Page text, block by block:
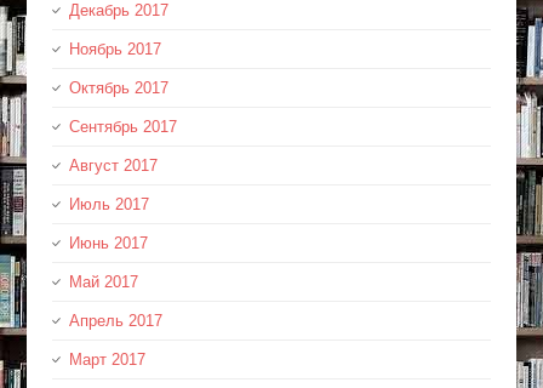
Декабрь 2017
Ноябрь 2017
Октябрь 2017
Сентябрь 2017
Август 2017
Июль 2017
Июнь 2017
Май 2017
Апрель 2017
Март 2017